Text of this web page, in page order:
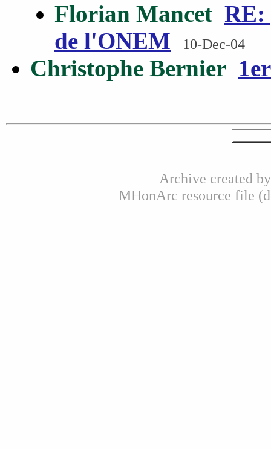
Florian Mancet RE:
de l'ONEM
10-Dec-04
Christophe Bernier
Archive created
MHonArc resource file